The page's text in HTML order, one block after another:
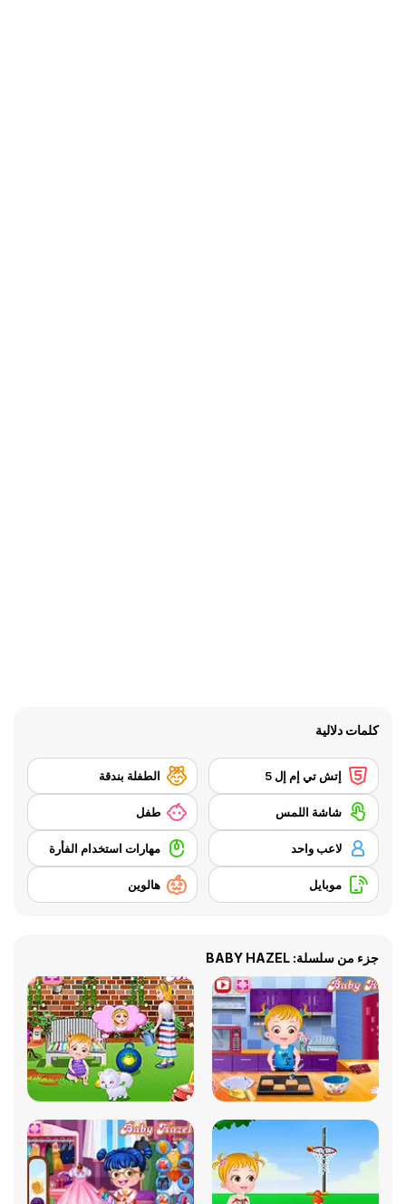
كلمات دلالية
إتش تي إم إل 5 الطفلة بندقة
شاشة اللمس طفل
لاعب واحد مهارات استخدام الفأرة
موبايل هالوين
جزء من سلسلة: BABY HAZEL